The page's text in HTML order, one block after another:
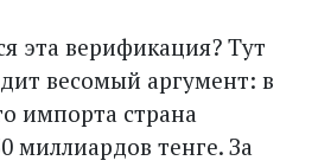
эта верификация? Тут
весомый аргумент: в
импорта страна
миллиардов тенге. За